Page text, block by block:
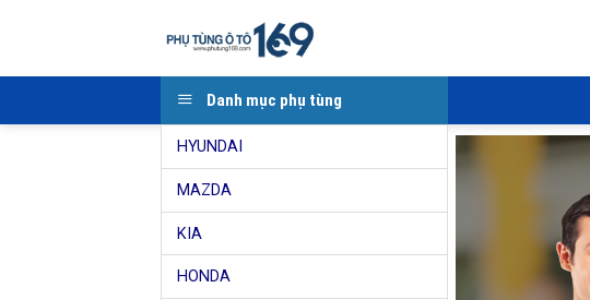
Danh mục phụ tùng
HYUNDAI
MAZDA
KIA
HONDA